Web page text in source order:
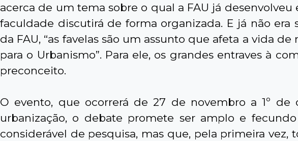
acerca de um tema sobre o qual a FAU já
faculdade discutirá de forma organizada. E já não
da FAU, “as favelas são um assunto que afeta a vida
para o Urbanismo”. Para ele, os grandes entraves à
preconceito.
O evento, que ocorrerá de 27 de novembro a 1º
urbanização, o debate promete ser amplo e
considerável de pesquisa, mas que, pela primeira